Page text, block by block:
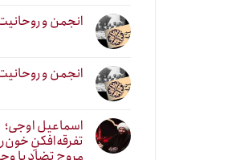
انجمن و روحانیت
انجمن و روحانیت
اسماعیل اوجی؛
تفرقه‌افکنِ